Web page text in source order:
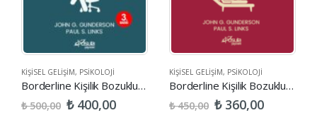
KIŞISEL GELIŞIM, PSIKOLOJI
Borderline Kişilik Bozukluğu Tanı ve Tedavisi
₺500,00 ₺400,00
KIŞISEL GELIŞIM, PSIKOLOJI
Borderline Kişilik Bozukluğu Tedavisinde İyi Psikiyatrik Yönetim Modeli El Kitabı
₺450,00 ₺360,00